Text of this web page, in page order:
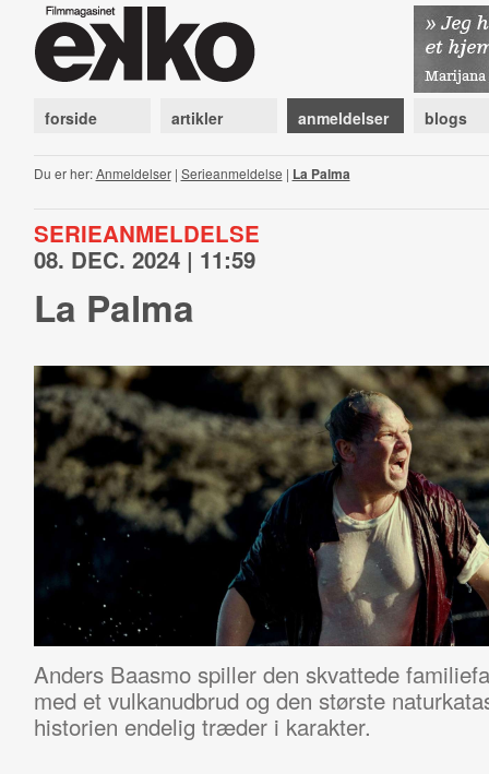
forside artikler anmeldelser blogs
Du er her:Anmeldelser| Serieanmeldelse | La Palma
SERIEANMELDELSE
08. DEC. 2024 | 11:59
La Palma
Anders Baasmo spiller den skvattede
med et vulkanudbrud og den største
historien endelig træder i karakter.